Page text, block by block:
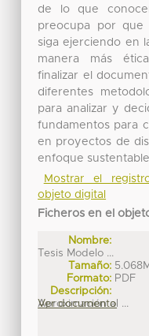
de lo que
preocupa por que
siga ejerciendo en
manera más
finalizar el
diferentes
para analizar y
fundamentos para
en proyectos de
enfoque
Mostrar el
objeto digital
Ficheros en el
Nombre:
Tesis Modelo ...
Tamaño:
Formato: PDF
Descripción:
Aproximación al ...
Ver documento